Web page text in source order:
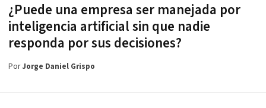
¿Puede una empresa ser manejada por
inteligencia artificial sin que nadie
responda por sus decisiones?
PorJorge Daniel Grispo